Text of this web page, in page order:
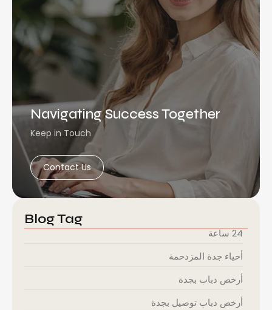
Navigating Success Together
Keep in Touch
Contact Us
Blog Tag
24 ساعة
أحياء جدة المزدحمة
أرخص دباب بجدة
أرخص دباب توصيل بجدة